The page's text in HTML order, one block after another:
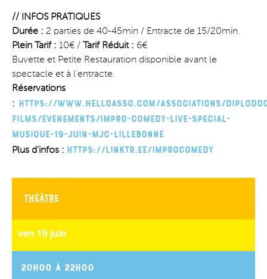
// INFOS PRATIQUES
Durée : 2 parties de 40-45min / Entracte de 15/20min.
Plein Tarif : 10€ / Tarif Réduit : 6€
Buvette et Petite Restauration disponible avant le
spectacle et à l’entracte.
Réservations
: https://www.helloasso.com/associations/
films/evenements/impro-comedy-live-special-
musique-19-juin-mjc-lillebonne
Plus d’infos : https://linktr.ee/improcomedy
Théâtre
ven 19 juin
20h00 à 22h00